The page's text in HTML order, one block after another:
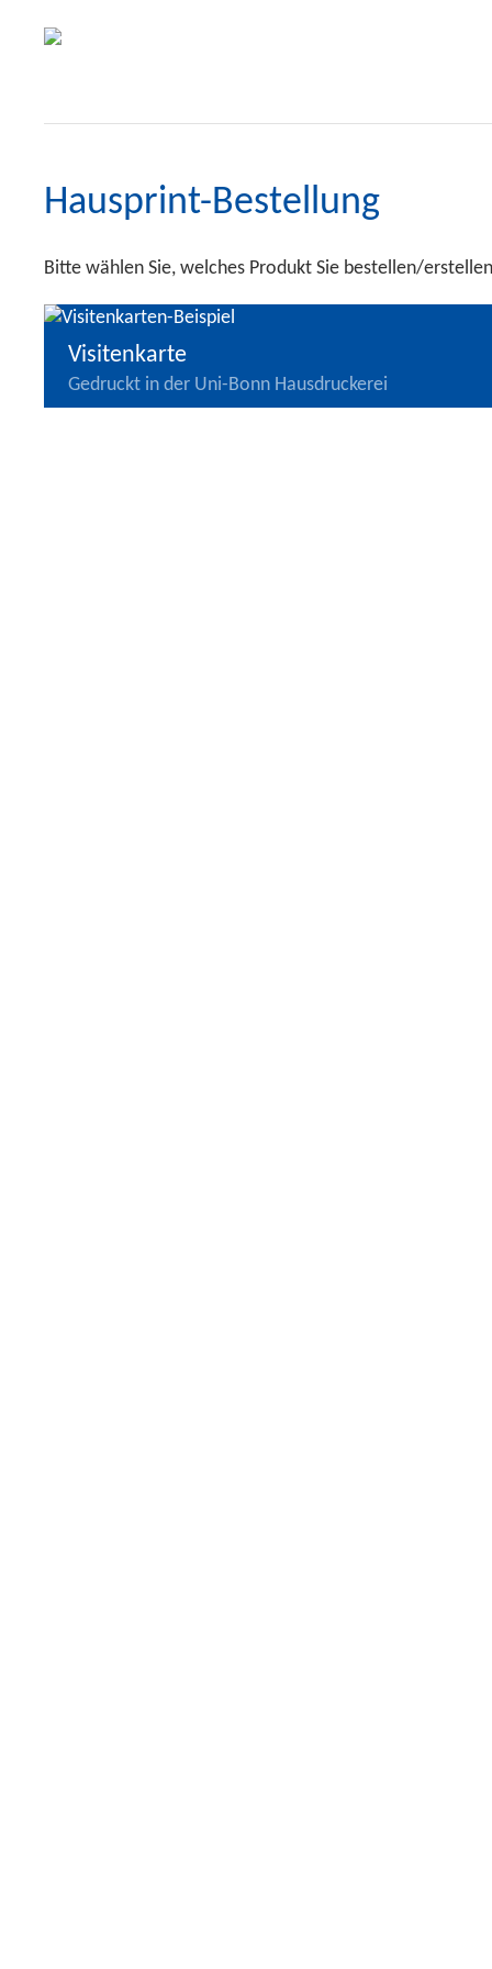
Hausprint-Bestellung
Bitte wählen Sie, welches Produkt Sie bestellen/
Visitenkarte
Gedruckt in der Uni-Bonn Hausdruckerei